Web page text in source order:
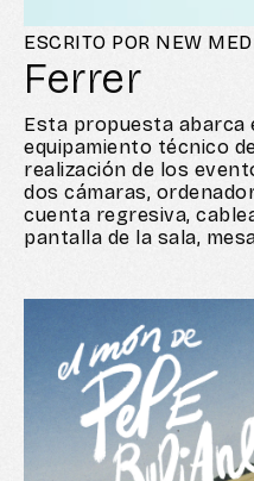
ESCRITO POR NEW
Ferrer
Esta propuesta abarca
equipamiento técnico
realización de los
dos cámaras,
cuenta regresiva,
pantalla de la sala,
(que incluye un chat
preguntas en directo),
completo de
evento lo requiera.